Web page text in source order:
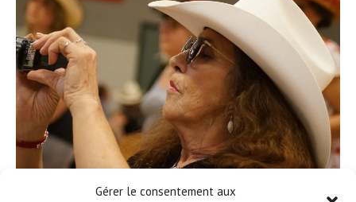
Gérer le consentement aux